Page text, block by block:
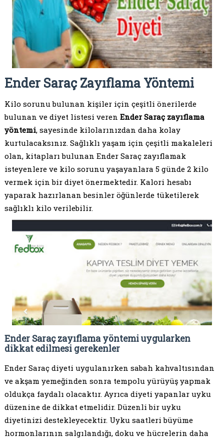
Ender Saraç Zayıflama Yöntemi
Kilo sorunu bulunan kişiler için çeşitli önerilerde
bulunan ve diyet listesi veren Ender Saraç zayıflama
yöntemi, sayesinde kilolarınızdan daha kolay
kurtulacaksınız. Sağlıklı yaşam için çeşitli makaleleri
olan, kitapları bulunan Ender Saraç zayıflamak
isteyenlere ve kilo sorunu yaşayanlara 5 günde 2 kilo
vermek için bir diyet önermektedir. Kalori hesabı
yaparak hazırlanan besinler öğünlerde tüketilerek
sağlıklı kilo verilebilir.
Ender Saraç zayıflama yöntemi uygularken
dikkat edilmesi gerekenler
Ender Saraç diyeti uygulanırken sabah kahvaltısından
ve akşam yemeğinden sonra tempolu yürüyüş yapmak
oldukça faydalı olacaktır. Ayrıca diyeti yapanlar uyku
düzenine de dikkat etmelidir. Düzenli bir uyku
diyetinizi destekleyecektir. Uyku saatleri büyüme
hormonlarının salgılandığı, doku ve hücrelerin daha